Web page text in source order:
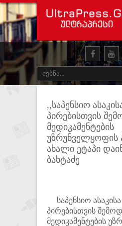
,,საპენსიო
პირებისთვის
მედიკამენტების
უზრუნველყოფის
ახალი ეტაპი
ბახტაძე
საპენსიო
პირებისთვის
მედიკამენტების